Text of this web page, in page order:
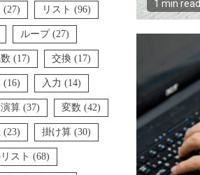
1 min read
(27) リスト (96)
ループ (27)
(17) 交換 (17)
(16) 入力 (14)
算 (37) 変数 (42)
(23) 掛け算 (30)
スト (68)